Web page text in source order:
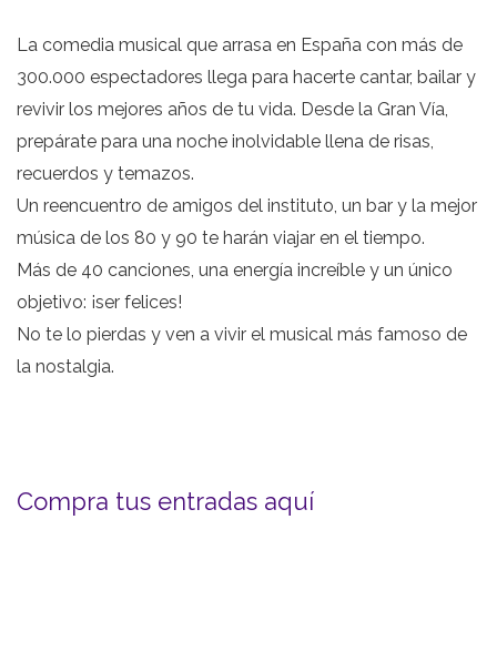
La comedia musical que arrasa en España con más de
300.000 espectadores llega para hacerte cantar, bailar y
revivir los mejores años de tu vida. Desde la Gran Vía,
prepárate para una noche inolvidable llena de risas,
recuerdos y temazos.
Un reencuentro de amigos del instituto, un bar y la mejor
música de los 80 y 90 te harán viajar en el tiempo.
Más de 40 canciones, una energía increíble y un único
objetivo: ¡ser felices!
No te lo pierdas y ven a vivir el musical más famoso de
la nostalgia.
Compra tus entradas aquí